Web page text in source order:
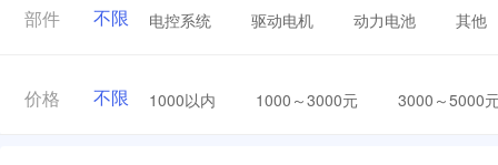
部件 不限 电控系统 驱动电机 动力电池 其他
价格 不限 1000以内 1000～3000元 3000～5000